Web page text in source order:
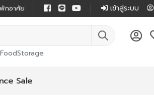
กอาศัย เข้าสู่ระบบ
FoodStorage
Sale